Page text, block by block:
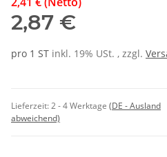
2,87 €
pro 1 ST inkl. 19% USt. , zzgl.
Lieferzeit:2 - 4 Werktage (DE - Ausland
abweichend)